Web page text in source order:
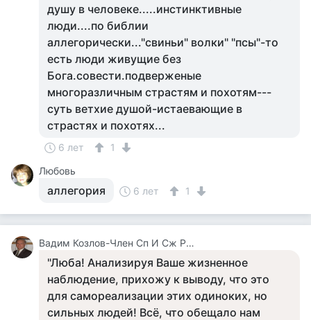
душу в человеке.....инстинктивные
люди....по библии
аллегорически..."свиньи" волки" "псы"-то
есть люди живущие без
Бога.совести.подверженые
многоразличным страстям и похотям---
суть ветхие душой-истаевающие в
страстях и похотях...
6 лет
1
Любовь
аллегория 6 лет 1
Вадим Козлов-Член Сп И Сж России.будут Вопросы -Звоните 8 926 571 18 95
"Люба! Анализируя Ваше жизненное
наблюдение, прихожу к выводу, что это
для самореализации этих одиноких, но
сильных людей! Всё, что обещало нам